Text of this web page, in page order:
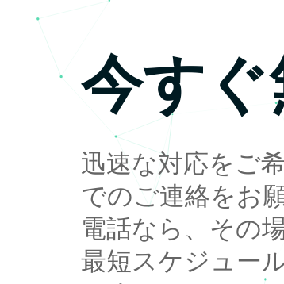
今すぐ
迅速な対応をご
でのご連絡をお
電話なら、その
最短スケジュー